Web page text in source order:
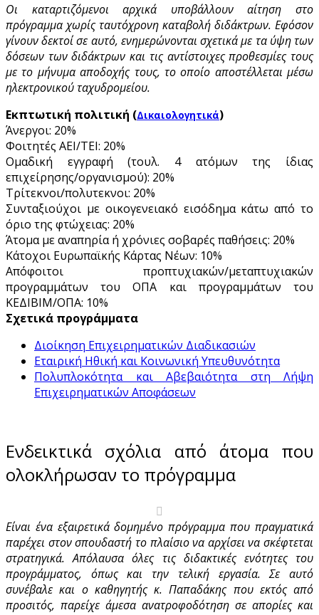
Οι καταρτιζόμενοι αρχικά υποβάλλουν αίτηση στο
πρόγραμμα χωρίς ταυτόχρονη καταβολή διδάκτρων. Εφόσον
γίνουν δεκτοί σε αυτό, ενημερώνονται σχετικά με τα ύψη των
δόσεων των διδάκτρων και τις αντίστοιχες προθεσμίες τους
με το μήνυμα αποδοχής τους, το οποίο αποστέλλεται μέσω
ηλεκτρονικού ταχυδρομείου.
Εκπτωτική πολιτική (Δικαιολογητικά)
Άνεργοι: 20%
Φοιτητές ΑΕΙ/ΤΕΙ: 20%
Ομαδική εγγραφή (τουλ. 4 ατόμων της ίδιας
επιχείρησης/οργανισμού): 20%
Τρίτεκνοι/πολυτεκνοι: 20%
Συνταξιούχοι με οικογενειακό εισόδημα κάτω από το
όριο της φτώχειας: 20%
Άτομα με αναπηρία ή χρόνιες σοβαρές παθήσεις: 20%
Κάτοχοι Ευρωπαϊκής Κάρτας Νέων: 10%
Απόφοιτοι προπτυχιακών/μεταπτυχιακών
προγραμμάτων του ΟΠΑ και προγραμμάτων του
ΚΕΔΙΒΙΜ/ΟΠΑ: 10%
Σχετικά προγράμματα
Διοίκηση Επιχειρηματικών Διαδικασιών
Εταιρική Ηθική και Κοινωνική Υπευθυνότητα
Πολυπλοκότητα και Αβεβαιότητα στη Λήψη
Επιχειρηματικών Αποφάσεων
Ενδεικτικά σχόλια από άτομα που
ολοκλήρωσαν το πρόγραμμα
Είναι ένα εξαιρετικά δομημένο πρόγραμμα που πραγματικά
παρέχει στον σπουδαστή το πλαίσιο να αρχίσει να σκέφτεται
στρατηγικά. Απόλαυσα όλες τις διδακτικές ενότητες του
προγράμματος, όπως και την τελική εργασία. Σε αυτό
συνέβαλε και ο καθηγητής κ. Παπαδάκης που εκτός από
προσιτός, παρείχε άμεσα ανατροφοδότηση σε απορίες και